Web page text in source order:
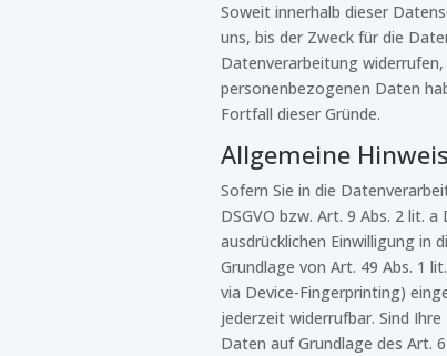
Soweit innerhalb dieser
uns, bis der Zweck für die
Datenverarbeitung
personenbezogenen Daten
Fortfall dieser Gründe.
Allgemeine
Sofern Sie in die
DSGVO bzw. Art. 9 Abs. 2 lit.
ausdrücklichen Einwilligung
Grundlage von Art. 49 Abs. 1
via Device-Fingerprinting)
jederzeit widerrufbar. Sind
Daten auf Grundlage des Art.